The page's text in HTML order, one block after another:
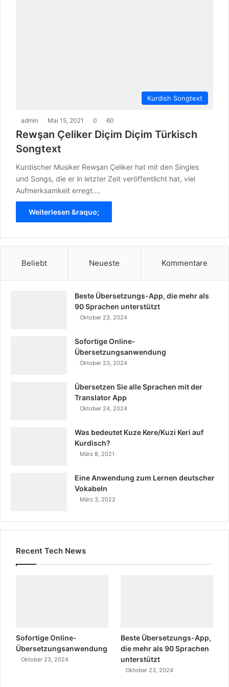
Kurdish Songtext
admin Mai 15, 2021 0 60
Rewşan Çeliker Diçim Diçim Türkisch
Songtext
Kurdischer Musiker Rewşan Çeliker hat mit den Singles
und Songs, die er in letzter Zeit veröffentlicht hat, viel
Aufmerksamkeit erregt.…
Weiterlesen &raquo;
Beliebt Neueste Kommentare
Beste Übersetzungs-App, die mehr als
90 Sprachen unterstützt
Oktober 23, 2024
Sofortige Online-
Übersetzungsanwendung
Oktober 23, 2024
Übersetzen Sie alle Sprachen mit der
Translator App
Oktober 24, 2024
Was bedeutet Kuze Kere/Kuzi Keri auf
Kurdisch?
März 8, 2021
Eine Anwendung zum Lernen deutscher
Vokabeln
März 3, 2022
Recent Tech News
Sofortige Online-
Übersetzungsanwendung
Oktober 23, 2024
Beste Übersetzungs-App,
die mehr als 90 Sprachen
unterstützt
Oktober 23, 2024